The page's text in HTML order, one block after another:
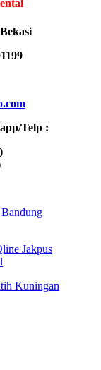
Telp :
Jakpus
Kuningan